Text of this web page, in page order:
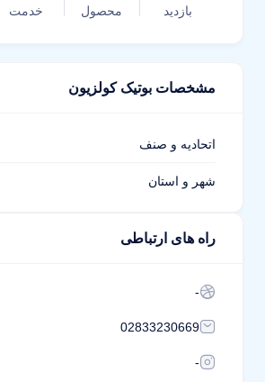
بازدید محصول خدمت
مشخصات بوتیک کولزیون
اتحادیه و صنف
شهر و استان
راه های ارتباطی
-
02833230669
-